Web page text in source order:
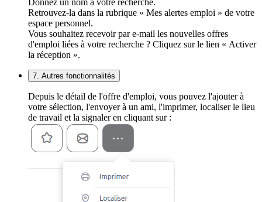
Donnez un nom à votre recherche.
Retrouvez-la dans la rubrique « Mes alertes emploi » de votre
espace personnel.
Vous souhaitez recevoir par e-mail les nouvelles offres
d'emploi liées à votre recherche ? Cliquez sur le lien « Activer
la réception ».
7. Autres fonctionnalités
Depuis le détail de l'offre d'emploi, vous pouvez l'ajouter à
votre sélection, l'envoyer à un ami, l'imprimer, localiser le lieu
de travail et la signaler en cliquant sur :